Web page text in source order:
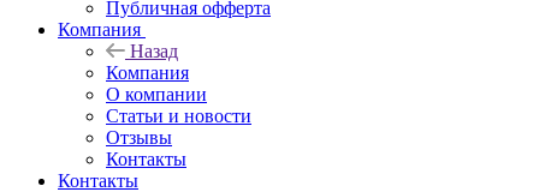
Публичная офферта
Компания
Назад
Компания
О компании
Статьи и новости
Отзывы
Контакты
Контакты